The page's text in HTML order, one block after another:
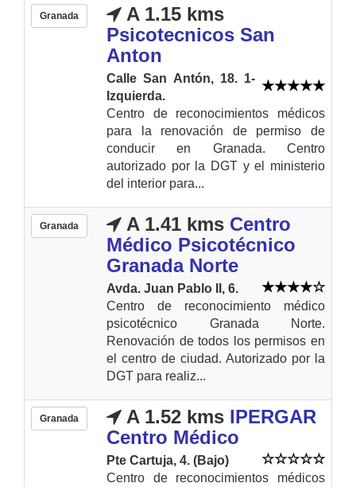
Granada
A 1.15 kms
Psicotecnicos San
Anton
Calle San Antón, 18. 1-
Izquierda.
Centro de reconocimientos médicos
para la renovación de permiso de
conducir en Granada. Centro
autorizado por la DGT y el ministerio
del interior para...
Granada A 1.41 kms Centro
Médico Psicotécnico
Granada Norte
Avda. Juan Pablo II, 6.
Centro de reconocimiento médico
psicotécnico Granada Norte.
Renovación de todos los permisos en
el centro de ciudad. Autorizado por la
DGT para realiz...
Granada A 1.52 kms IPERGAR
Centro Médico
Pte Cartuja, 4. (Bajo)
Centro de reconocimientos médicos